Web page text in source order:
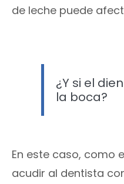
de leche puede
¿Y si el
la boca?
En este caso, como
acudir al dentista